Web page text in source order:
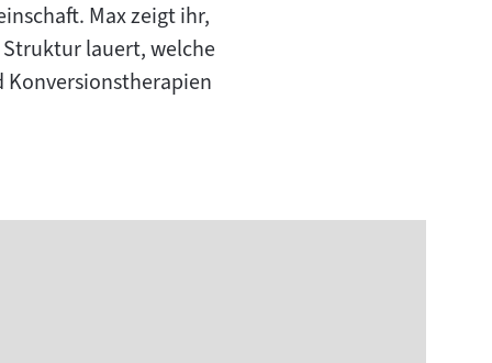
Max zeigt ihr,
lauert, welche
Konversionstherapien